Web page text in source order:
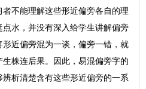
不能理解这些形近偏旁各自的理
水，并没有深入给学生讲解偏旁
近偏旁混为一谈，偏旁一错，就
株连后果。因此，易混偏旁字的
析清楚含有这些形近偏旁的一系